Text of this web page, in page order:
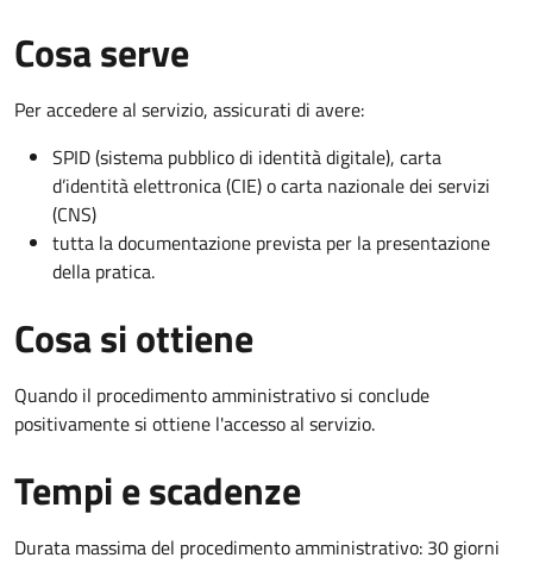
Cosa serve
Per accedere al servizio, assicurati di avere:
SPID (sistema pubblico di identità digitale), carta
d’identità elettronica (CIE) o carta nazionale dei servizi
(CNS)
tutta la documentazione prevista per la presentazione
della pratica.
Cosa si ottiene
Quando il procedimento amministrativo si conclude
positivamente si ottiene l'accesso al servizio.
Tempi e scadenze
Durata massima del procedimento amministrativo: 30 giorni